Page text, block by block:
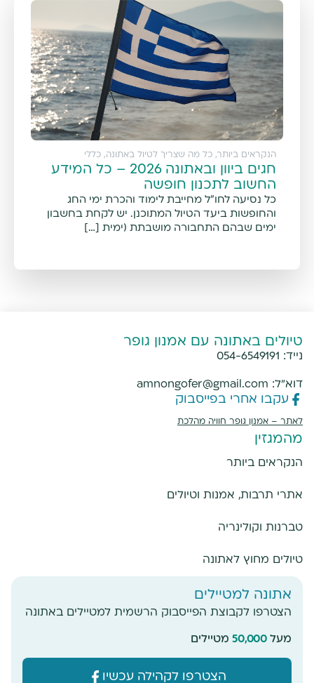
הנקראים ביותר, כל מה שצריך לטיול באתונה, כללי
חגים ביוון ובאתונה 2026 – כל המידע
החשוב לתכנון חופשה
כל נסיעה לחו"ל מחייבת לימוד והכרת ימי החג
והחופשות ביעד הטיול המתוכנן. יש לקחת בחשבון
ימים שבהם התחבורה מושבתת (ימית […]
טיולים באתונה עם אמנון גופר
נייד: 054-6549191
דוא"ל: amnongofer@gmail.com
עקבו אחרי בפייסבוק
לאתר – אמנון גופר חוויה מהלכת
מהמגזין
הנקראים ביותר
אתרי תרבות, אמנות וטיולים
טברנות וקולינריה
טיולים מחוץ לאתונה
אתונה למטיילים
הצטרפו לקבוצת הפייסבוק הרשמית למטיילים באתונה
מעל 50,000 מטיילים
הצטרפו לקהילה עכשיו
מעוניינים להזמין סיור באתונה? שלחו הודעה